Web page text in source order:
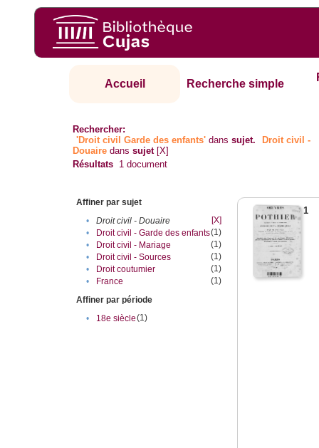
Accueil Recherche simple
Rechercher:
'Droit civil Garde des enfants' danssujet.
Droit civil -
Douaire danssujet [X]
Résultats 1 document
Affiner par sujet
•
Droit civil - Douaire
[X]
•
Droit civil - Garde des enfants(1)
•
Droit civil - Mariage
(1)
•
Droit civil - Sources
(1)
•
Droit coutumier
(1)
•
France
(1)
Affiner par période
•
18e siècle(1)
1